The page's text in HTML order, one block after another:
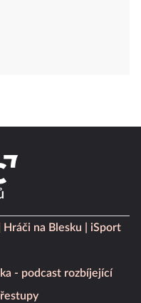
Hráči na Blesku
iSport
- podcast rozbíjející